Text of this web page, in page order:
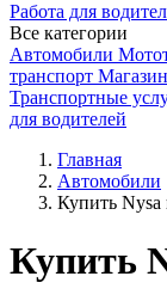
Работа для
Все категории
Автомобили
транспорт
Транспортные
для водителей
Главная
Автомобили
Купить Nysa
Купить